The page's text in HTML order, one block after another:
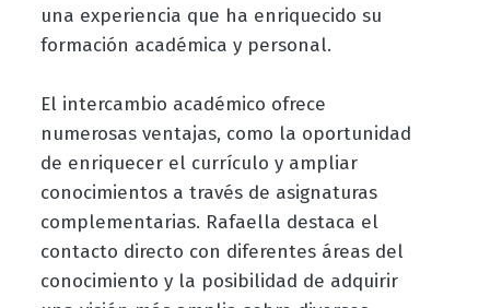
una experiencia que ha enriquecido su
formación académica y personal.
El intercambio académico ofrece
numerosas ventajas, como la oportunidad
de enriquecer el currículo y ampliar
conocimientos a través de asignaturas
complementarias. Rafaella destaca el
contacto directo con diferentes áreas del
conocimiento y la posibilidad de adquirir